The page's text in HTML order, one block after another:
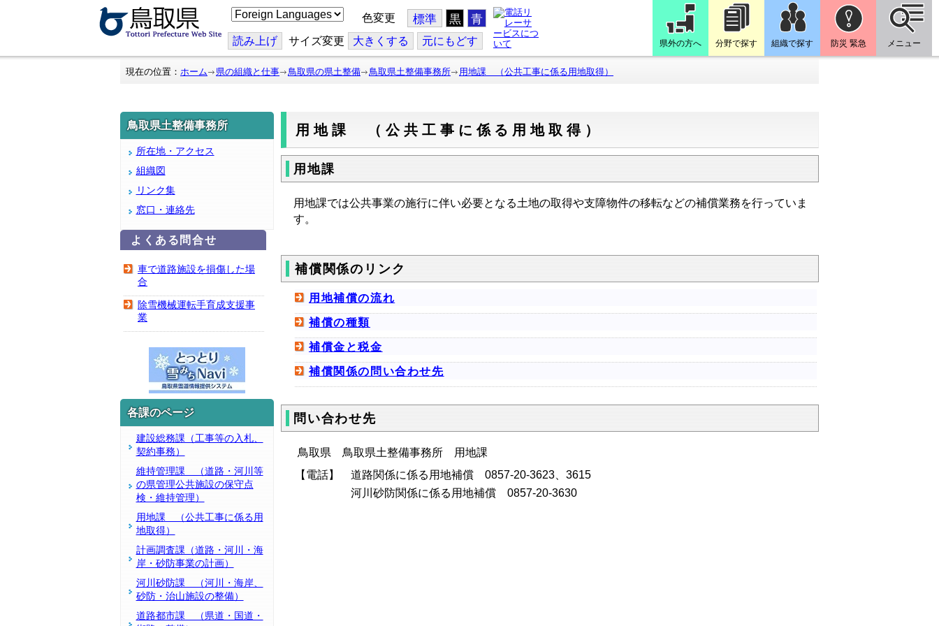
こ
の
ジ
を
翻
色変更 標準 黒 青
読み上げ サイズ変更 大きくする 元にもどす 県外の方へ 分野で探す 組織で探す 防災 緊急 メニュー
現在の位置： ホーム 県の組織と仕事 鳥取県の県土整備 鳥取県土整備事務所 用地課 （公共工事に係る用地取得）
鳥取県土整備事務所
所在地・アクセス
組織図
リンク集
窓口・連絡先
よくある問合せ
車で道路施設を損傷した場
合
除雪機械運転手育成支援事
業
各課のページ
建設総務課（工事等の入札、
契約事務）
維持管理課 （道路・河川等
の県管理公共施設の保守点
検・維持管理）
用地課 （公共工事に係る用
地取得）
計画調査課（道路・河川・海
岸・砂防事業の計画）
河川砂防課 （河川・海岸、
砂防・治山施設の整備）
道路都市課 （県道・国道・
用地課 （公共工事に係る用地取得）
用地課
用地課では公共事業の施行に伴い必要となる土地の取得や支障物件の移転などの補償業務を行っていま
す。
補償関係のリンク
用地補償の流れ
補償の種類
補償金と税金
補償関係の問い合わせ先
問い合わせ先
鳥取県 鳥取県土整備事務所 用地課
【電話】 道路関係に係る用地補償 0857-20-3623、3615
河川砂防関係に係る用地補償 0857-20-3630